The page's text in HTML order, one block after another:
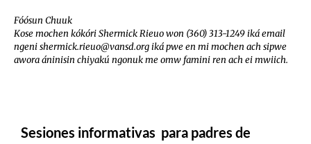
Fóósun Chuuk
Kose mochen kókóri Shermick Rieuo won (360) 313-1249 iká email
ngeni shermick.rieuo@vansd.org iká pwe en mi mochen ach sipwe
awora áninisin chiyakú ngonuk me omw famini ren ach ei mwiich.
Sesiones informativas para padres de